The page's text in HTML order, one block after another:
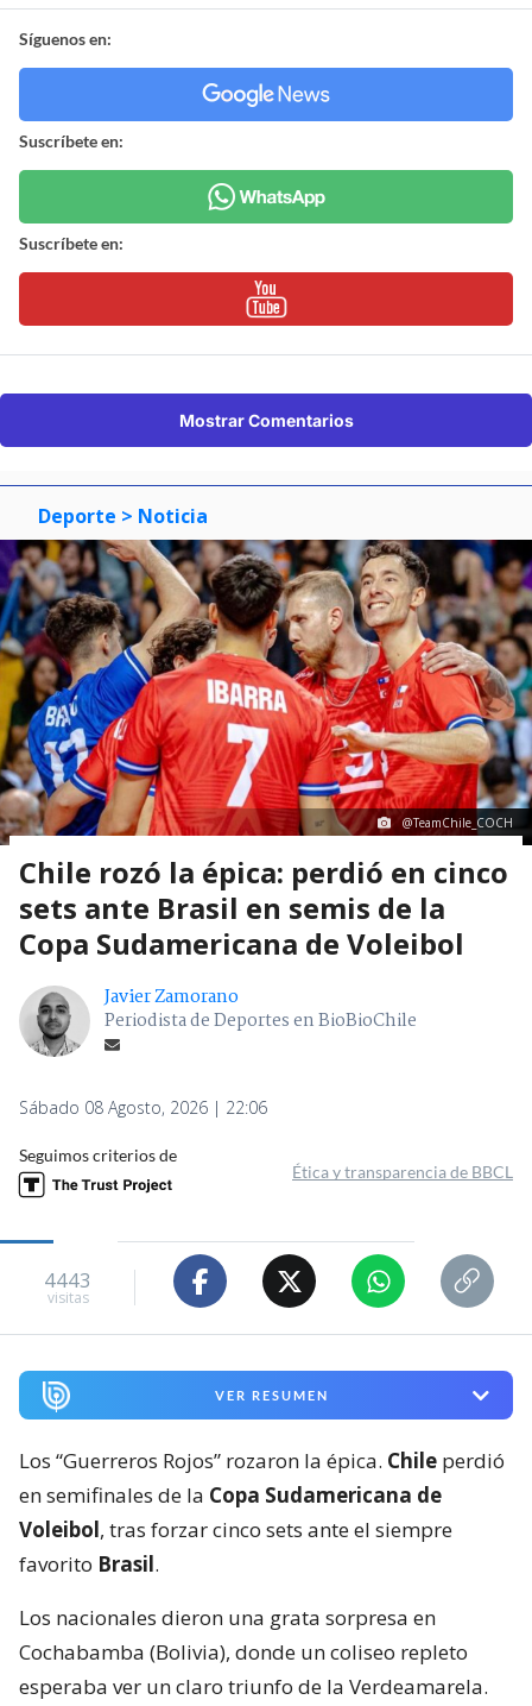
Síguenos en:
Suscríbete en:
Suscríbete en:
Mostrar Comentarios
Deporte > Noticia
@TeamChile_COCH
Chile rozó la épica: perdió en cinco
sets ante Brasil en semis de la
Copa Sudamericana de Voleibol
Javier Zamorano
Periodista de Deportes en BioBioChile
Sábado 08 Agosto, 2026 | 22:06
Seguimos criterios de
Ética y transparencia de BBCL
4443
visitas
VER RESUMEN
Los “Guerreros Rojos” rozaron la épica. Chile perdió
en semifinales de la Copa Sudamericana de
Voleibol, tras forzar cinco sets ante el siempre
favorito Brasil.
Los nacionales dieron una grata sorpresa en
Cochabamba (Bolivia), donde un coliseo repleto
esperaba ver un claro triunfo de la Verdeamarela.